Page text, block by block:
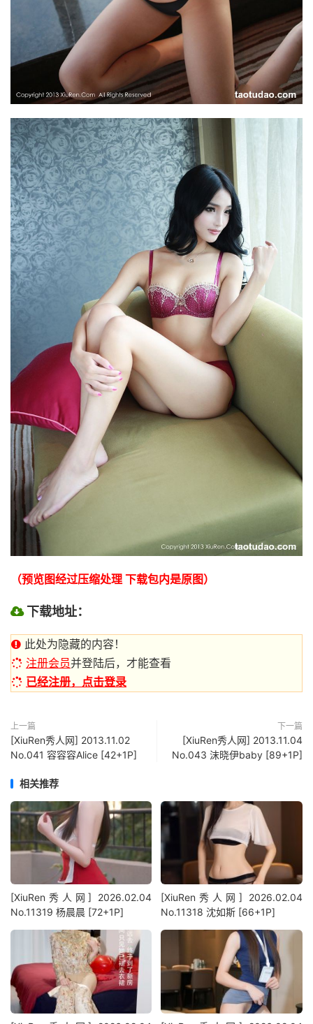
（预览图经过压缩处理 下载包内是原图）
下载地址：
此处为隐藏的内容！
注册会员并登陆后，才能查看
已经注册，点击登录
上一篇
[XiuRen秀人网] 2013.11.02
No.041 容容容Alice [42+1P]
下一篇
[XiuRen秀人网] 2013.11.04
No.043 沫晓伊baby [89+1P]
相关推荐
[XiuRen秀人网] 2026.02.04
No.11319 杨晨晨 [72+1P]
[XiuRen秀人网] 2026.02.04
No.11318 沈如斯 [66+1P]